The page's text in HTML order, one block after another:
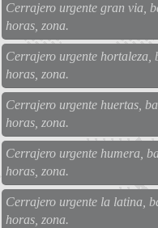
Cerrajero urgente gran via,
horas, zona.
Cerrajero urgente hortaleza,
horas, zona.
Cerrajero urgente huertas,
horas, zona.
Cerrajero urgente humera,
horas, zona.
Cerrajero urgente la latina,
horas, zona.